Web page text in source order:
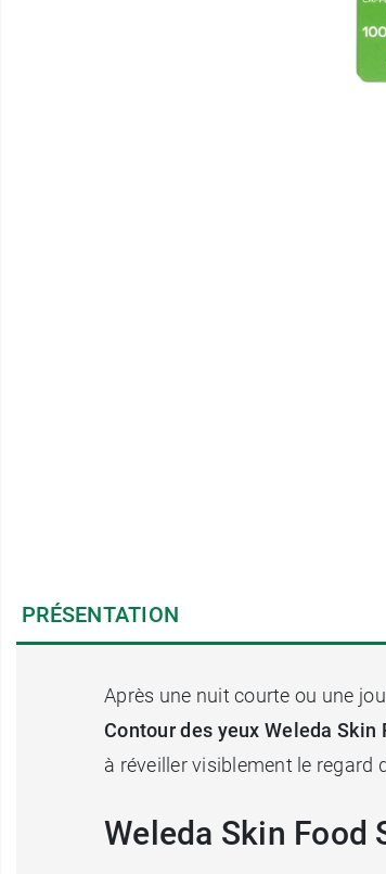
PRÉSENTATION
Après une nuit courte ou une
Contour des yeux Weleda Skin
à réveiller visiblement le regard
Weleda Skin